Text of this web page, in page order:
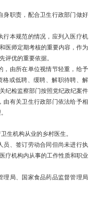
身职责，配合卫生行政部门做好
行本规范的情况，应列入医疗机
医师定期考核的重要内容，作为
评优的重要依据。
，由所在单位视情节轻重，给予
或低聘、缓聘、解职待聘、解
纪检监察部门按照党纪政纪案件
由有关卫生行政部门依法给予相
生机构从业的乡村医生。
员、签订劳动合同但尚未进行执
疗机构内从事的工作性质和职业
理局、国家食品药品监督管理局